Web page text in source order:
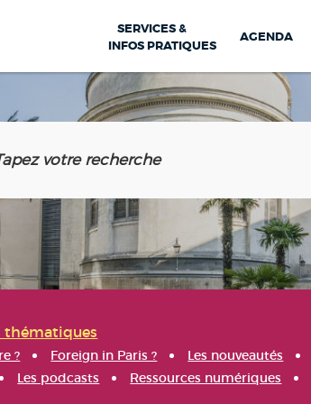
SERVICES &
INFOS PRATIQUES
AGENDA
thématiques
? Foreign in Paris ? Les nouveautés
Les podcasts Ressources numériques